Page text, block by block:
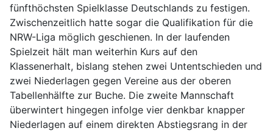
fünfthöchsten Spielklasse Deutschlands zu festigen.
Zwischenzeitlich hatte sogar die Qualifikation für die
NRW-Liga möglich geschienen. In der laufenden
Spielzeit hält man weiterhin Kurs auf den
Klassenerhalt, bislang stehen zwei Untentschieden und
zwei Niederlagen gegen Vereine aus der oberen
Tabellenhälfte zur Buche. Die zweite Mannschaft
überwintert hingegen infolge vier denkbar knapper
Niederlagen auf einem direkten Abstiegsrang in der